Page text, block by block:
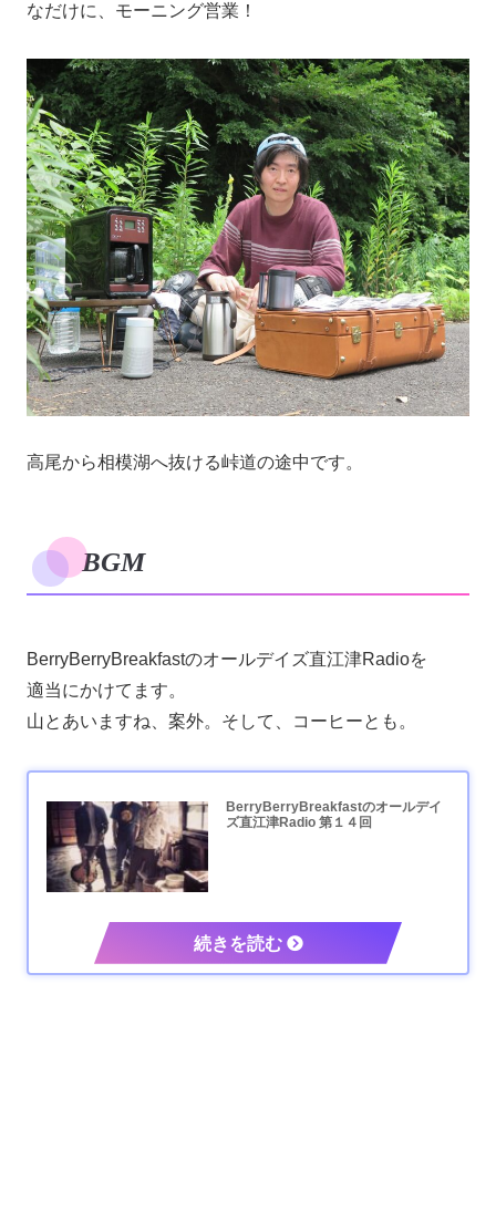
なだけに、モーニング営業！
高尾から相模湖へ抜ける峠道の途中です。
BGM
BerryBerryBreakfastのオールデイズ直江津Radioを
適当にかけてます。
山とあいますね、案外。そして、コーヒーとも。
BerryBerryBreakfastのオールデイ
ズ直江津Radio 第１４回